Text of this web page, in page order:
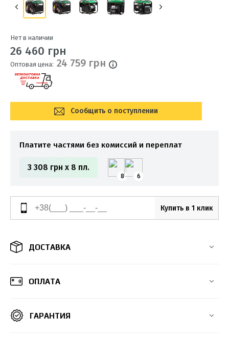
Нет в наличии
26 460 грн
Оптовая цена: 24 759 грн
Сообщить о поступлении
Платите частями без комиссий и переплат
3 308 грн x 8 пл.
8 6
Купить в 1 клик
ДОСТАВКА
ОПЛАТА
ГАРАНТИЯ